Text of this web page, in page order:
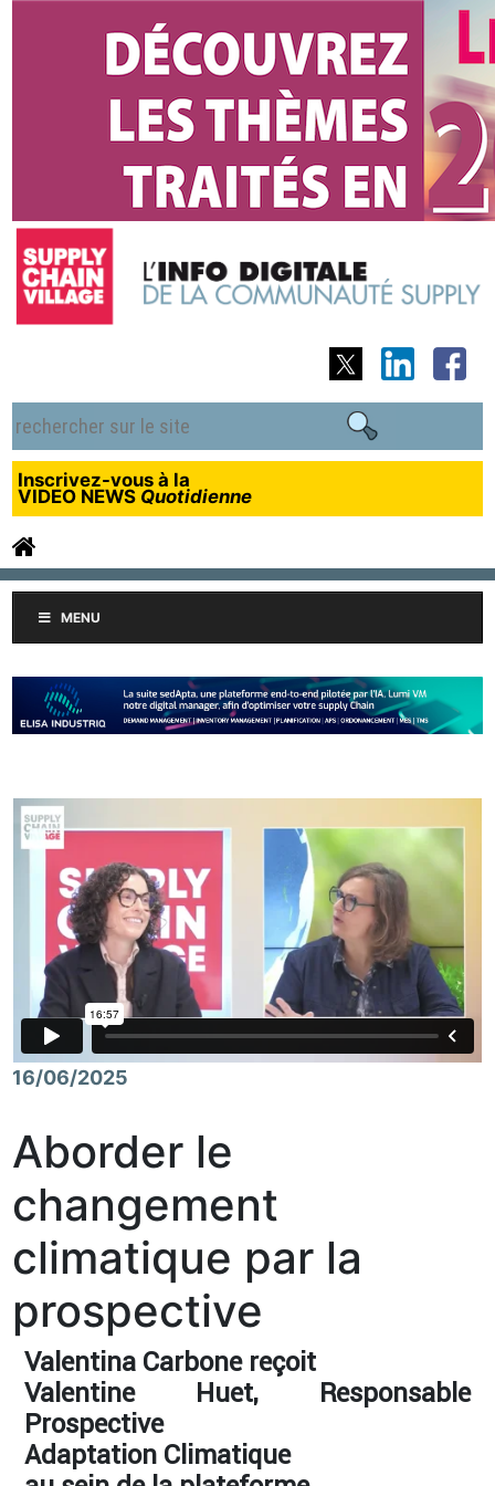
Inscrivez-vous à la
VIDEO NEWS Quotidienne
MENU
16/06/2025
Aborder le
changement
climatique par la
prospective
Valentina Carbone reçoit
Valentine Huet, Responsable
Prospective
Adaptation Climatique